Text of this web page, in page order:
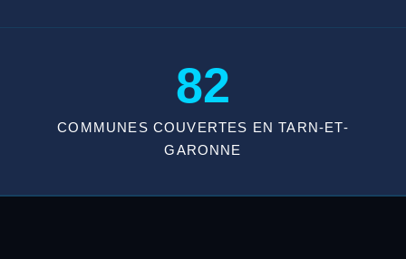
82
COMMUNES COUVERTES EN TARN-ET-
GARONNE